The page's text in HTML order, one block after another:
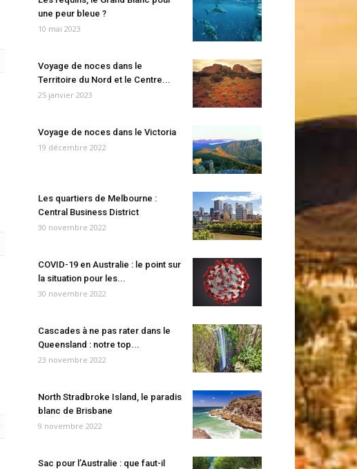
une peur bleue ?
10 mai 2023
Voyage de noces dans le
Territoire du Nord et le Centre...
25 janvier 2023
Voyage de noces dans le Victoria
19 décembre 2022
Les quartiers de Melbourne :
Central Business District
30 novembre 2022
COVID-19 en Australie : le point sur
la situation pour les...
30 novembre 2022
Cascades à ne pas rater dans le
Queensland : notre top...
23 novembre 2022
North Stradbroke Island, le paradis
blanc de Brisbane
9 novembre 2022
Sac pour l’Australie : que faut-il